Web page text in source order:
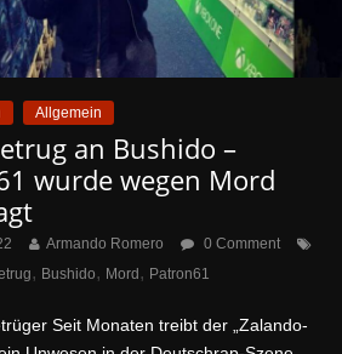
Allgemein
an Bushido –
wurde wegen Mord
Armando Romero
0 Comment
, Bushido, Mord, Patron61
Seit Monaten treibt der „Zalando-